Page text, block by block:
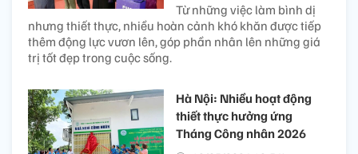
Từ những việc làm bình dị
nhưng thiết thực, nhiều hoàn cảnh khó khăn được tiếp
thêm động lực vươn lên, góp phần nhân lên những giá
trị tốt đẹp trong cuộc sống.
Hà Nội: Nhiều hoạt động
thiết thực hưởng ứng
Tháng Công nhân 2026